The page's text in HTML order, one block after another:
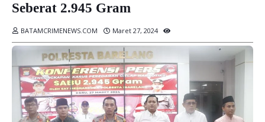
Seberat 2.945 Gram
BATAMCRIMENEWS.COM Maret 27, 2024